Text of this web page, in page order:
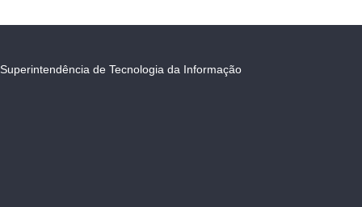
Superintendência de Tecnologia da Informação